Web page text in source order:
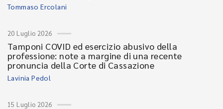
Tommaso Ercolani
20 Luglio 2026
Tamponi COVID ed esercizio abusivo della
professione: note a margine di una recente
pronuncia della Corte di Cassazione
Lavinia Pedol
15 Luglio 2026